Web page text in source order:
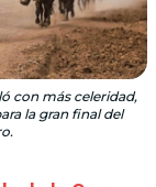
con más celeridad,
la gran final del